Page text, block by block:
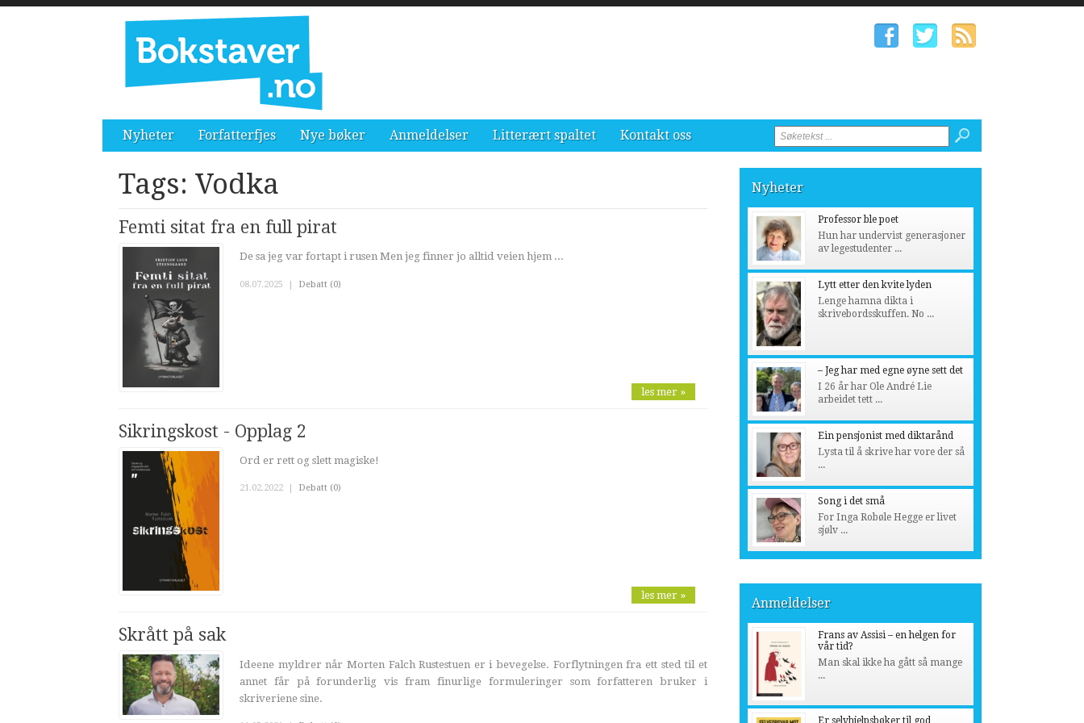
Nyheter Forfatterfjes Nye bøker Anmeldelser Litterært spaltet Kontakt oss
Tags: Vodka
Femti sitat fra en full pirat
De sa jeg var fortapt i rusen Men jeg finner jo alltid veien hjem ...
08.07.2025 | Debatt (0)
les mer »
Sikringskost - Opplag 2
Ord er rett og slett magiske!
21.02.2022 Debatt (0)
les mer »
Skrått på sak
Ideene myldrer når Morten Falch Rustestuen er i bevegelse. Forflytningen fra ett sted til et
annet får på forunderlig vis fram finurlige formuleringer som forfatteren bruker i
skriveriene sine.
Nyheter
Professor ble poet
Hun har undervist generasjoner
av legestudenter ...
Lytt etter den kvite lyden
Lenge hamna dikta i
skrivebordsskuffen. No ...
– Jeg har med egne øyne sett det
I 26 år har Ole André Lie
arbeidet tett ...
Ein pensjonist med diktarånd
Lysta til å skrive har vore der så
...
Song i det små
For Inga Robøle Hegge er livet
sjølv ...
Anmeldelser
Frans av Assisi – en helgen for
vår tid?
Man skal ikke ha gått så mange
...
Er selvhjelpsbøker til god